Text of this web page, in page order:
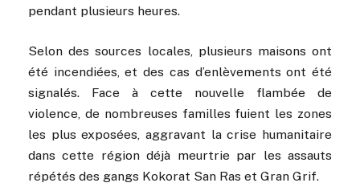
pendant plusieurs heures.
Selon des sources locales, plusieurs maisons ont
été incendiées, et des cas d’enlèvements ont été
signalés. Face à cette nouvelle flambée de
violence, de nombreuses familles fuient les zones
les plus exposées, aggravant la crise humanitaire
dans cette région déjà meurtrie par les assauts
répétés des gangs Kokorat San Ras et Gran Grif.